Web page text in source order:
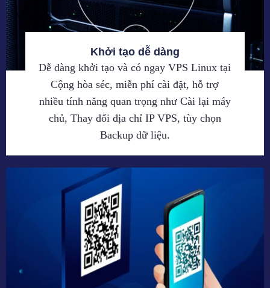
Khởi tạo dễ dàng
Dễ dàng khởi tạo và có ngay VPS Linux tại
Cộng hòa séc, miễn phí cài đặt, hỗ trợ
nhiều tính năng quan trọng như Cài lại máy
chủ, Thay đổi địa chỉ IP VPS, tùy chọn
Backup dữ liệu.